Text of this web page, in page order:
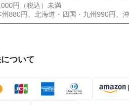
円（税込）未満
州880円、北海道・四国・九州990円、
ついて